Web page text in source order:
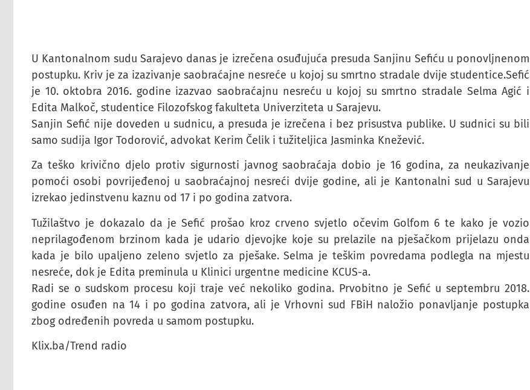
U Kantonalnom sudu Sarajevo danas je izrečena osuđujuća presuda Sanjinu Sefiću u ponovljnenom
postupku. Kriv je za izazivanje saobraćajne nesreće u kojoj su smrtno stradale dvije studentice.Sefić
je 10. oktobra 2016. godine izazvao saobraćajnu nesreću u kojoj su smrtno stradale Selma Agić i
Edita Malkoč, studentice Filozofskog fakulteta Univerziteta u Sarajevu.
Sanjin Sefić nije doveden u sudnicu, a presuda je izrečena i bez prisustva publike. U sudnici su bili
samo sudija Igor Todorović, advokat Kerim Čelik i tužiteljica Jasminka Knežević.
Za teško krivično djelo protiv sigurnosti javnog saobraćaja dobio je 16 godina, za neukazivanje
pomoći osobi povrijeđenoj u saobraćajnoj nesreći dvije godine, ali je Kantonalni sud u Sarajevu
izrekao jedinstvenu kaznu od 17 i po godina zatvora.
Tužilaštvo je dokazalo da je Sefić prošao kroz crveno svjetlo očevim Golfom 6 te kako je vozio
neprilagođenom brzinom kada je udario djevojke koje su prelazile na pješačkom prijelazu onda
kada je bilo upaljeno zeleno svjetlo za pješake. Selma je teškim povredama podlegla na mjestu
nesreće, dok je Edita preminula u Klinici urgentne medicine KCUS-a.
Radi se o sudskom procesu koji traje već nekoliko godina. Prvobitno je Sefić u septembru 2018.
godine osuđen na 14 i po godina zatvora, ali je Vrhovni sud FBiH naložio ponavljanje postupka
zbog određenih povreda u samom postupku.
Klix.ba/Trend radio